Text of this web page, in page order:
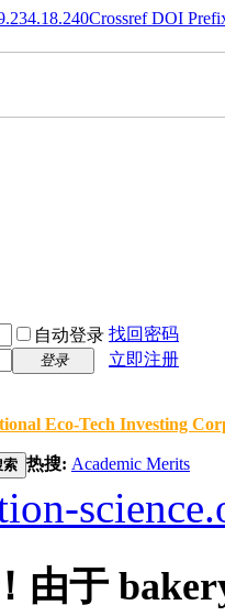
Crossref DOI
自动登录 找回密码
登录
立即注册
Eco-Tech Investing
索 热搜: Academic Merits
由于